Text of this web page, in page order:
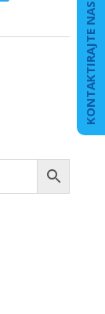
KONTAKTIRAJTE NAS